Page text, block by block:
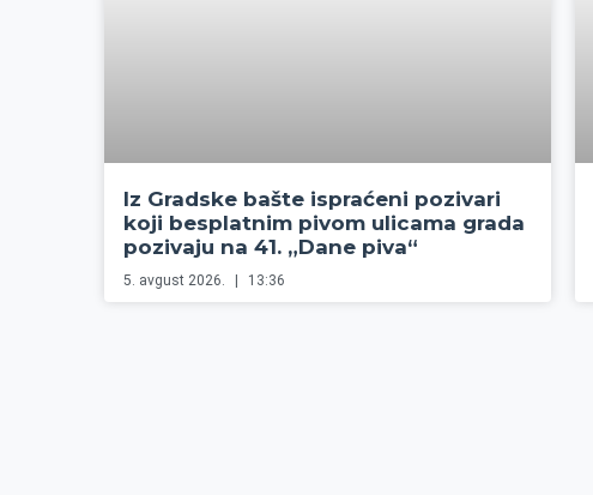
Iz Gradske bašte ispraćeni pozivari
koji besplatnim pivom ulicama grada
pozivaju na 41. „Dane piva“
5. avgust 2026. 13:36